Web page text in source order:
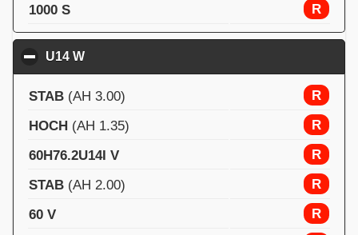
1000 S
R
U14 W
STAB (AH 3.00)
R
HOCH (AH 1.35)
R
60H76.2U14I V
R
STAB (AH 2.00)
R
60 V
R